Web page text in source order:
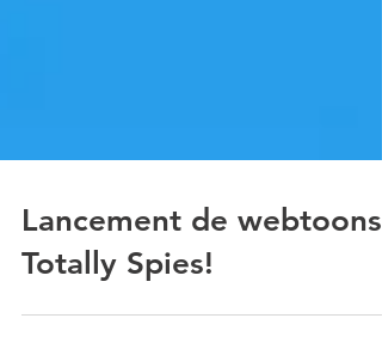
Lancement de webtoons
Totally Spies!